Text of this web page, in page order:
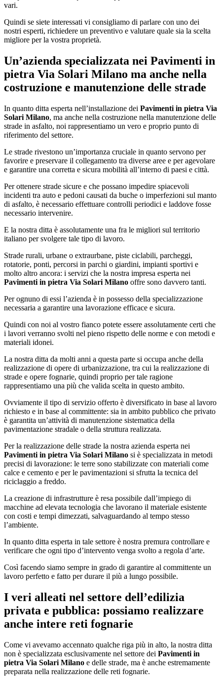
vari.
Quindi se siete interessati vi consigliamo di parlare con uno dei
nostri esperti, richiedere un preventivo e valutare quale sia la scelta
migliore per la vostra proprietà.
Un’azienda specializzata nei Pavimenti in
pietra Via Solari Milano ma anche nella
costruzione e manutenzione delle strade
In quanto ditta esperta nell’installazione dei Pavimenti in pietra Via
Solari Milano, ma anche nella costruzione nella manutenzione delle
strade in asfalto, noi rappresentiamo un vero e proprio punto di
riferimento del settore.
Le strade rivestono un’importanza cruciale in quanto servono per
favorire e preservare il collegamento tra diverse aree e per agevolare
e garantire una corretta e sicura mobilità all’interno di paesi e città.
Per ottenere strade sicure e che possano impedire spiacevoli
incidenti tra auto e pedoni causati da buche o imperfezioni sul manto
di asfalto, è necessario effettuare controlli periodici e laddove fosse
necessario intervenire.
E la nostra ditta è assolutamente una fra le migliori sul territorio
italiano per svolgere tale tipo di lavoro.
Strade rurali, urbane o extraurbane, piste ciclabili, parcheggi,
rotatorie, ponti, percorsi in parchi o giardini, impianti sportivi e
molto altro ancora: i servizi che la nostra impresa esperta nei
Pavimenti in pietra Via Solari Milano offre sono davvero tanti.
Per ognuno di essi l’azienda è in possesso della specializzazione
necessaria a garantire una lavorazione efficace e sicura.
Quindi con noi al vostro fianco potete essere assolutamente certi che
i lavori verranno svolti nel pieno rispetto delle norme e con metodi e
materiali idonei.
La nostra ditta da molti anni a questa parte si occupa anche della
realizzazione di opere di urbanizzazione, tra cui la realizzazione di
strade e opere fognarie, quindi proprio per tale ragione
rappresentiamo una più che valida scelta in questo ambito.
Ovviamente il tipo di servizio offerto è diversificato in base al lavoro
richiesto e in base al committente: sia in ambito pubblico che privato
è garantita un’attività di manutenzione sistematica della
pavimentazione stradale o della struttura realizzata.
Per la realizzazione delle strade la nostra azienda esperta nei
Pavimenti in pietra Via Solari Milano si è specializzata in metodi
precisi di lavorazione: le terre sono stabilizzate con materiali come
calce e cemento e per le pavimentazioni si sfrutta la tecnica del
riciclaggio a freddo.
La creazione di infrastrutture è resa possibile dall’impiego di
macchine ad elevata tecnologia che lavorano il materiale esistente
con costi e tempi dimezzati, salvaguardando al tempo stesso
l’ambiente.
In quanto ditta esperta in tale settore è nostra premura controllare e
verificare che ogni tipo d’intervento venga svolto a regola d’arte.
Così facendo siamo sempre in grado di garantire al committente un
lavoro perfetto e fatto per durare il più a lungo possibile.
I veri alleati nel settore dell’edilizia
privata e pubblica: possiamo realizzare
anche intere reti fognarie
Come vi avevamo accennato qualche riga più in alto, la nostra ditta
non è specializzata esclusivamente nel settore dei Pavimenti in
pietra Via Solari Milano e delle strade, ma è anche estremamente
preparata nella realizzazione delle reti fognarie.